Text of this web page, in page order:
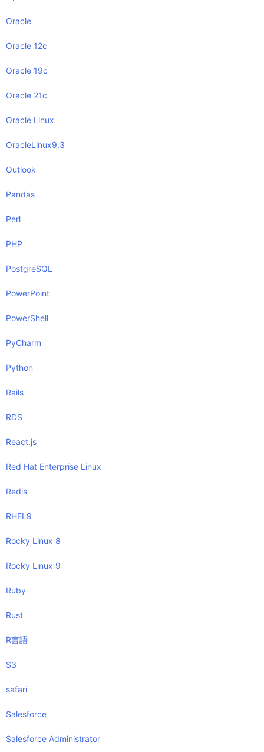
Oracle
Oracle 12c
Oracle 19c
Oracle 21c
Oracle Linux
OracleLinux9.3
Outlook
Pandas
Perl
PHP
PostgreSQL
PowerPoint
PowerShell
PyCharm
Python
Rails
RDS
React.js
Red Hat Enterprise Linux
Redis
RHEL9
Rocky Linux 8
Rocky Linux 9
Ruby
Rust
R言語
S3
safari
Salesforce
Salesforce Administrator